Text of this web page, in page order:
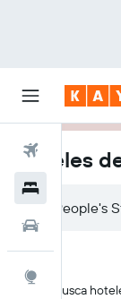
Vuelos
Hoteles
KAYAK busca